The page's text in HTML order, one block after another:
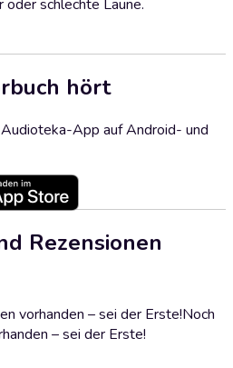
oder schlechte Laune.
hört
App auf Android- und
Rezensionen
vorhanden – sei der Erste!Noch
– sei der Erste!